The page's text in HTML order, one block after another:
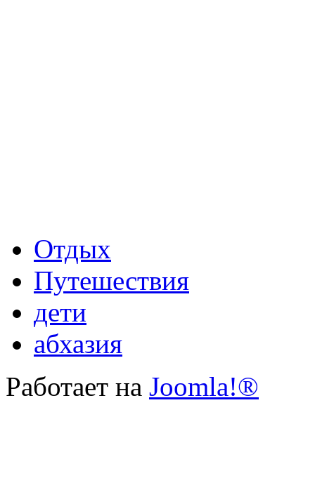
Отдых
Путешествия
дети
абхазия
Работает на Joomla!®